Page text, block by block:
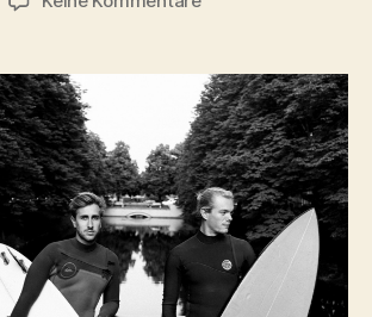
&
Equipment